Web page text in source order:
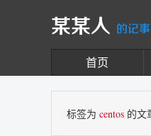
某某人 的记
首页
标签为 centos 的文